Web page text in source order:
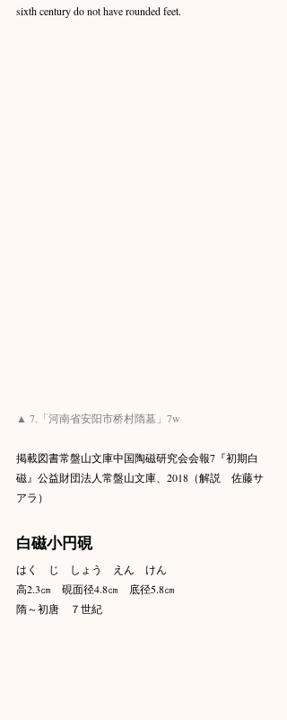
sixth century do not have rounded feet.
▲ 7.「河南省安阳市桥村隋墓」7w
掲載図書常盤山文庫中国陶磁研究会会報7『初期白
磁』公益財団法人常盤山文庫、2018（解説　佐藤サ
アラ）
白磁小円硯
はく　じ　しょう　えん　けん
高2.3㎝　硯面径4.8㎝　底径5.8㎝
隋～初唐　７世紀